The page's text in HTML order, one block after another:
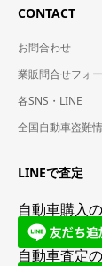
CONTACT
お問合わせ
業販問合せフォ
各SNS・LINE
全国自動車盗難
LINEで査定
自動車購入
自動車査定